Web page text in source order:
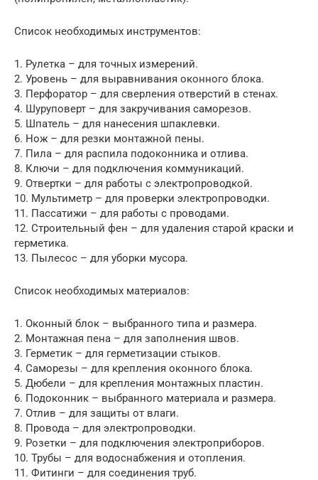
Список необходимых инструментов:
1. Рулетка – для точных измерений.
2. Уровень – для выравнивания оконного блока.
3. Перфоратор – для сверления отверстий в стенах.
4. Шуруповерт – для закручивания саморезов.
5. Шпатель – для нанесения шпаклевки.
6. Нож – для резки монтажной пены.
7. Пила – для распила подоконника и отлива.
8. Ключи – для подключения коммуникаций.
9. Отвертки – для работы с электропроводкой.
10. Мультиметр – для проверки электропроводки.
11. Пассатижи – для работы с проводами.
12. Строительный фен – для удаления старой краски и
герметика.
13. Пылесос – для уборки мусора.
Список необходимых материалов:
1. Оконный блок – выбранного типа и размера.
2. Монтажная пена – для заполнения швов.
3. Герметик – для герметизации стыков.
4. Саморезы – для крепления оконного блока.
5. Дюбели – для крепления монтажных пластин.
6. Подоконник – выбранного материала и размера.
7. Отлив – для защиты от влаги.
8. Провода – для электропроводки.
9. Розетки – для подключения электроприборов.
10. Трубы – для водоснабжения и отопления.
11. Фитинги – для соединения труб.